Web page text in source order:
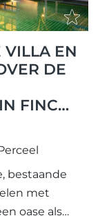
VILLA EN
DE
FINCA
bestaande
met
oase als